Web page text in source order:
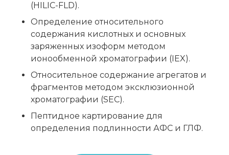
(HILIC-FLD).
Определение относительного
содержания кислотных и основных
заряженных изоформ методом
ионообменной хроматографии (IEX).
Относительное содержание агрегатов и
фрагментов методом эксклюзионной
хроматографии (SEC).
Пептидное картирование для
определения подлинности АФС и ГЛФ.